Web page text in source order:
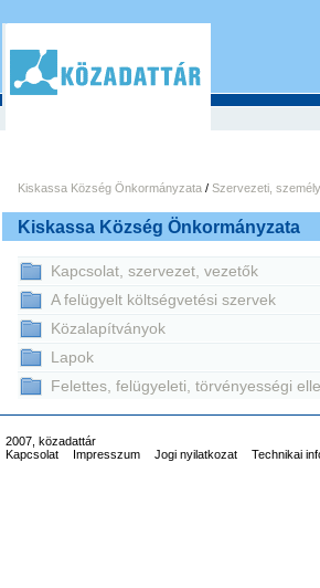
Kiskassa Község Önkormányzata / Szervezeti,
Kiskassa Község Önkormányzata
Kapcsolat, szervezet, vezetők
A felügyelt költségvetési szervek
Közalapítványok
Lapok
Felettes, felügyeleti, törvényességi
2007, közadattár
Kapcsolat
Impresszum Jogi nyilatkozat Technikai